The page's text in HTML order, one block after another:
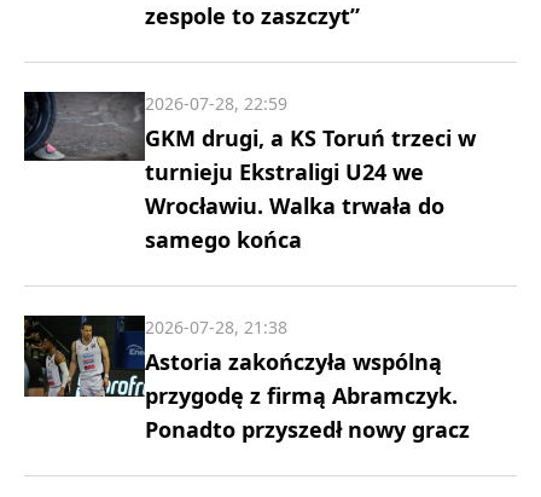
zespole to zaszczyt”
GKM drugi, a KS Toruń trzeci w
turnieju Ekstraligi U24 we
Wrocławiu. Walka trwała do
samego końca
2026-07-28, 22:59
Astoria zakończyła wspólną
przygodę z firmą Abramczyk.
Ponadto przyszedł nowy gracz
2026-07-28, 21:38